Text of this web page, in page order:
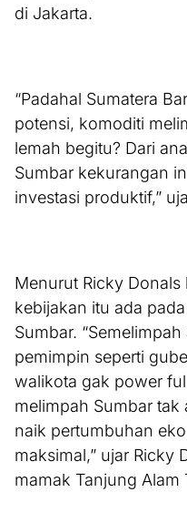
di Jakarta.
“Padahal Sumatera
potensi, komoditi
lemah begitu? Dari
Sumbar kekurangan
investasi produktif,”
Menurut Ricky
kebijakan itu ada
Sumbar.
pemimpin seperti
walikota gak power
melimpah Sumbar
naik pertumbuhan
maksimal,” ujar Ricky
mamak Tanjung Alam